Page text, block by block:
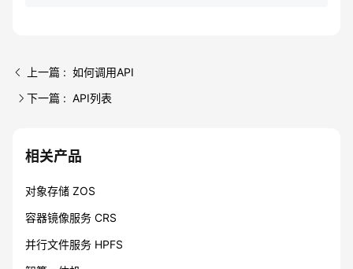
上一篇 : 如何调用API
下一篇 : API列表
相关产品
对象存储 ZOS
容器镜像服务 CRS
并行文件服务 HPFS